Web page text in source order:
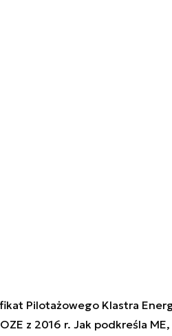
Pilotażowego Klastra
z 2016 r. Jak podkreśla